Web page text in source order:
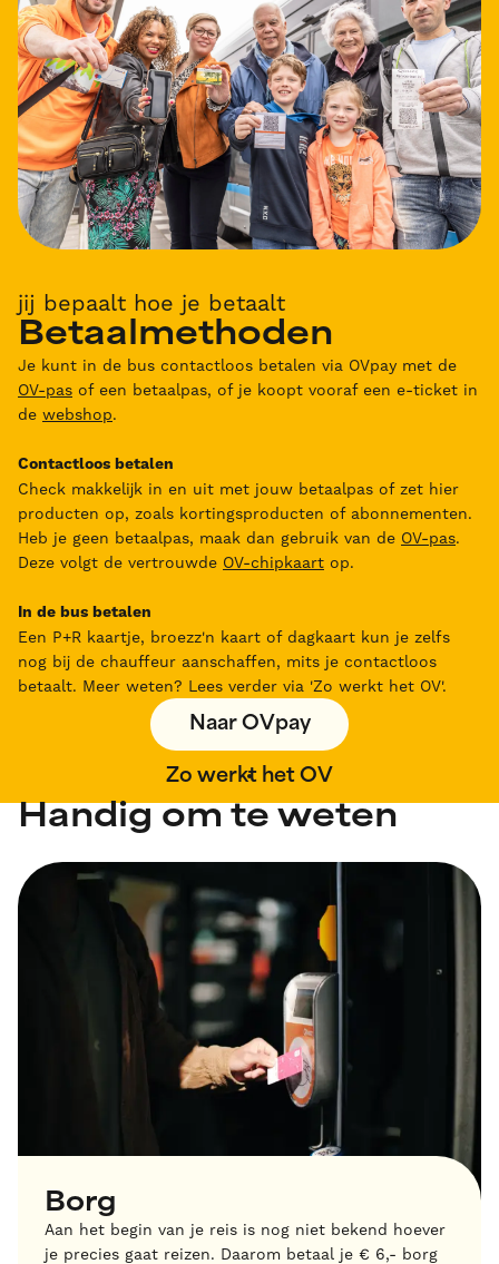
jij bepaalt hoe je betaalt
Betaalmethoden
Je kunt in de bus contactloos betalen via OVpay met de
OV-pas of een betaalpas, of je koopt vooraf een e-ticket in
de webshop.
Contactloos betalen
Check makkelijk in en uit met jouw betaalpas of zet hier
producten op, zoals kortingsproducten of abonnementen.
Heb je geen betaalpas, maak dan gebruik van de OV-pas.
Deze volgt de vertrouwde OV-chipkaart op.
In de bus betalen
Een P+R kaartje, broezz'n kaart of dagkaart kun je zelfs
nog bij de chauffeur aanschaffen, mits je contactloos
betaalt. Meer weten? Lees verder via 'Zo werkt het OV'.
Naar OVpay
Zo werkt het OV
Handig om te weten
Borg
Aan het begin van je reis is nog niet bekend hoever
je precies gaat reizen. Daarom betaal je € 6,- borg